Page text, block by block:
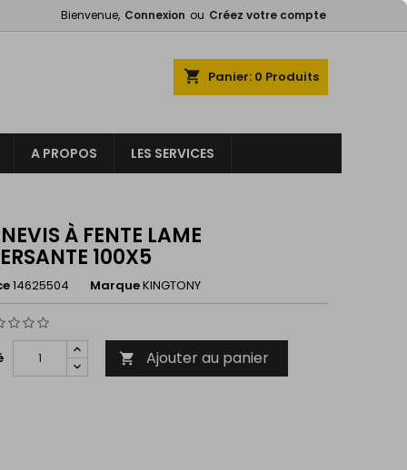
Bienvenue, Connexion ou Créez votre compte
shopping_cart Panier: 0 Produits
A PROPOS LES SERVICES
À FENTE LAME
100X5
14625504 MarqueKINGTONY
 Ajouter au panier